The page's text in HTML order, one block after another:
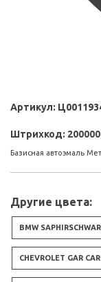
Артикул:
Штрихкод:
Базисная автоэмаль
Другие цвета:
BMW
CHEVROLET GAR